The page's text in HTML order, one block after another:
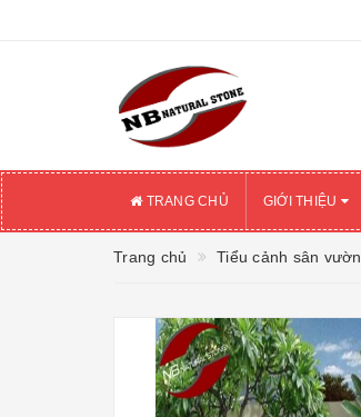
TRANG CHỦ GIỚI THIỆU
Trang chủ Tiểu cảnh sân vườn